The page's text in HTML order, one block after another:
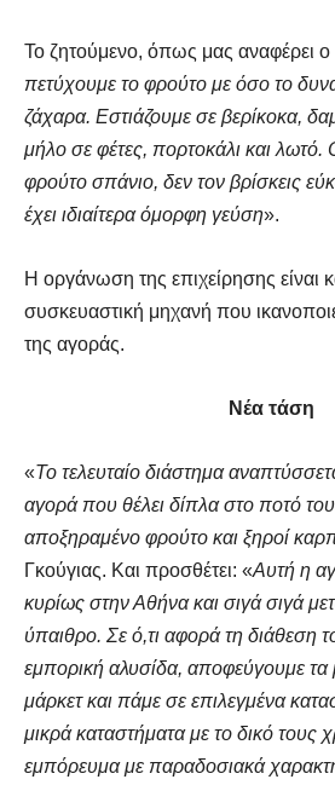
Το ζητούμενο, όπως μας αναφέρει ο
πετύχουμε το φρούτο με όσο το
ζάχαρα. Εστιάζουμε σε βερίκοκα,
μήλο σε φέτες, πορτοκάλι και λωτό.
φρούτο σπάνιο, δεν τον βρίσκεις
έχει ιδιαίτερα όμορφη γεύση».
Η οργάνωση της επιχείρησης είναι
συσκευαστική μηχανή που
της αγοράς.
Νέα τάση
«Το τελευταίο διάστημα
αγορά που θέλει δίπλα στο ποτό
αποξηραμένο φρούτο και ξηροί
Γκούγιας. Και προσθέτει: «Αυτή η
κυρίως στην Αθήνα και σιγά σιγά
ύπαιθρο. Σε ό,τι αφορά τη διάθεση
εμπορική αλυσίδα, αποφεύγουμε
μάρκετ και πάμε σε επιλεγμένα
μικρά καταστήματα με το δικό τους
εμπόρευμα με παραδοσιακά